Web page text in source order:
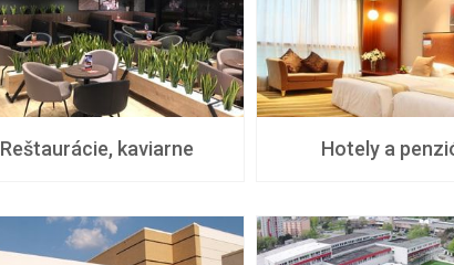
Reštaurácie, kaviarne Hotely a